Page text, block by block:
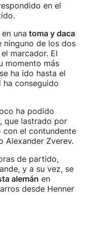
en el
una toma y daca
ninguno de los dos
marcador. El
momento más
ha ido hasta el
conseguido
ha podido
que lastrado por
con el contundente
Alexander Zverev.
de partido,
y a su vez, se
alemán en
desde Henner